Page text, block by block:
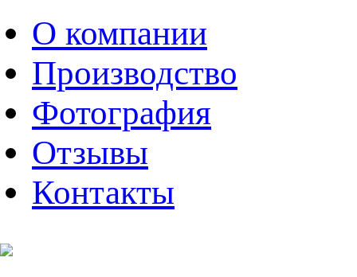
О компании
Производство
Фотография
Отзывы
Контакты